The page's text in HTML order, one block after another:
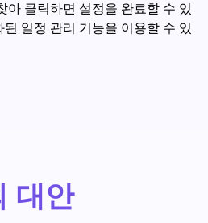
아 클릭하면 설정을 완료할 수 있
일정 관리 기능을 이용할 수 있
대안